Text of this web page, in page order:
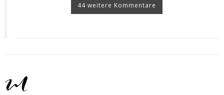
44 weitere Kommentare